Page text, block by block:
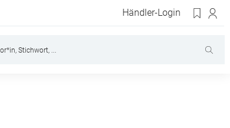
Händler-Login